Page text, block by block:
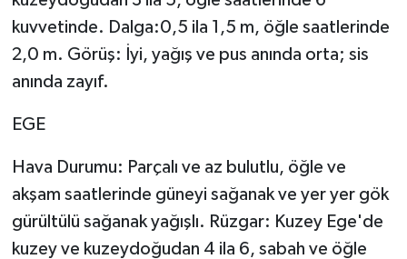
kuvvetinde. Dalga:0,5 ila 1,5 m, öğle saatlerinde
2,0 m. Görüş: İyi, yağış ve pus anında orta; sis
anında zayıf.
EGE
Hava Durumu: Parçalı ve az bulutlu, öğle ve
akşam saatlerinde güneyi sağanak ve yer yer gök
gürültülü sağanak yağışlı. Rüzgar: Kuzey Ege'de
kuzey ve kuzeydoğudan 4 ila 6, sabah ve öğle